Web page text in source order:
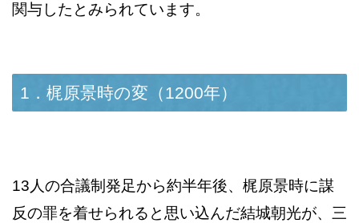
関与したとみられています。
1．梶原景時の変（1200年）
13人の合議制発足から約半年後、梶原景時に謀
反の罪を着せられると思い込んだ結城朝光が、三